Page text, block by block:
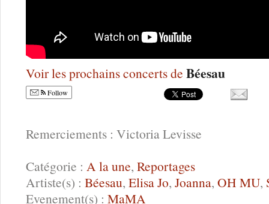
Voir les prochains concerts de Béesau
Follow
Remerciements : Victoria Levisse
Catégorie : A la une, Reportages
Artiste(s) : Béesau, Elisa Jo, Joanna, OH MU,
Evenement(s) : MaMA